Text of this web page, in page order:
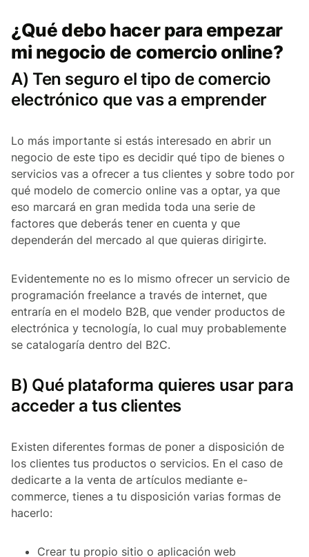
¿Qué debo hacer para empezar
mi negocio de comercio online?
A) Ten seguro el tipo de comercio
electrónico que vas a emprender
Lo más importante si estás interesado en abrir un
negocio de este tipo es decidir qué tipo de bienes o
servicios vas a ofrecer a tus clientes y sobre todo por
qué modelo de comercio online vas a optar, ya que
eso marcará en gran medida toda una serie de
factores que deberás tener en cuenta y que
dependerán del mercado al que quieras dirigirte.
Evidentemente no es lo mismo ofrecer un servicio de
programación freelance a través de internet, que
entraría en el modelo B2B, que vender productos de
electrónica y tecnología, lo cual muy probablemente
se catalogaría dentro del B2C.
B) Qué plataforma quieres usar para
acceder a tus clientes
Existen diferentes formas de poner a disposición de
los clientes tus productos o servicios. En el caso de
dedicarte a la venta de artículos mediante e-
commerce, tienes a tu disposición varias formas de
hacerlo:
Crear tu propio sitio o aplicación web